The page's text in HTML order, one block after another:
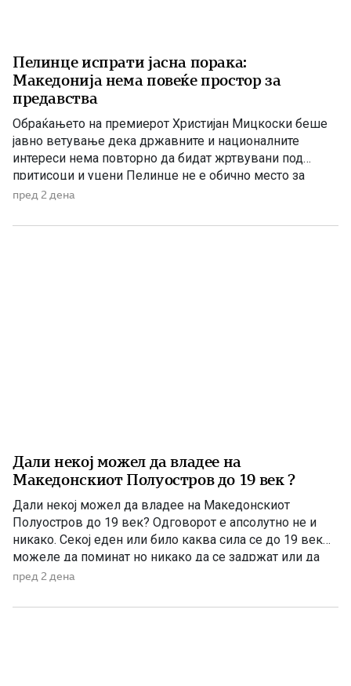
Пелинце испрати јасна порака:
Македонија нема повеќе простор за
предавства
Обраќањето на премиерот Христијан Мицкоски беше
јавно ветување дека државните и националните
интереси нема повторно да бидат жртвувани под
притисоци и уцени Пелинце не е обично место за
политички говори. Таму секој збор има поголема
државотворната мисла на македонскиот народ. Затоа
пред 2 дена
Дали некој можел да владее на
Македонскиот Полуостров до 19 век ?
Дали некој можел да владее на Македонскиот
Полуостров до 19 век? Одговорот е апсолутно не и
никако. Секој еден или било каква сила се до 19 век
можеле да поминат но никако да се задржат или да
управуваат поради неколку причини – планинската
климата и непознавање на населени места се […]
пред 2 дена